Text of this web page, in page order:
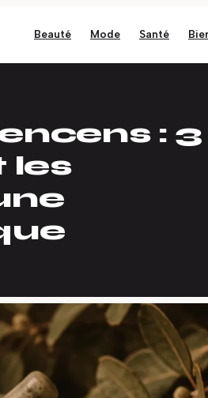
Beauté Mode Santé
: 3
les